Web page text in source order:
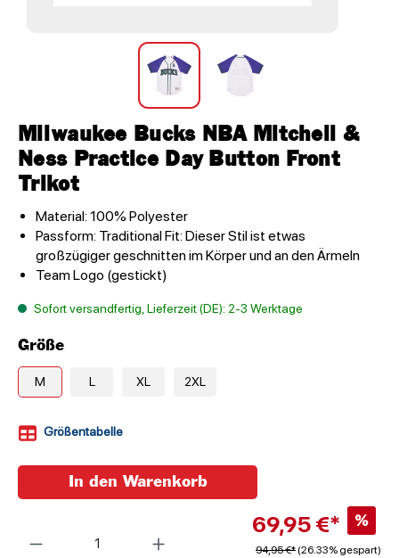
Milwaukee Bucks NBA Mitchell &
Ness Practice Day Button Front
Trikot
Material: 100% Polyester
Passform: Traditional Fit: Dieser Stil ist etwas
großzügiger geschnitten im Körper und an den Ärmeln
Team Logo (gestickt)
Sofort versandfertig, Lieferzeit (DE): 2-3 Werktage
Größe
M L XL 2XL
Größentabelle
69,95 €* %
94,95 €* (26.33% gespart)
In den Warenkorb